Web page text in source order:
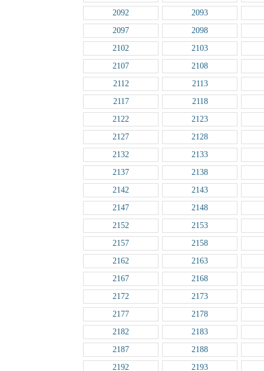
2092
2093
2097
2098
2102
2103
2107
2108
2112
2113
2117
2118
2122
2123
2127
2128
2132
2133
2137
2138
2142
2143
2147
2148
2152
2153
2157
2158
2162
2163
2167
2168
2172
2173
2177
2178
2182
2183
2187
2188
2192
2193